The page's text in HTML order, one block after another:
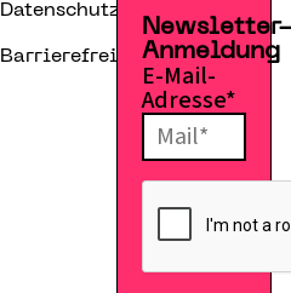
Datenschutzerklärung
Barrierefreiheitserklärung
Anmeldung
E-Mail-
Adresse*